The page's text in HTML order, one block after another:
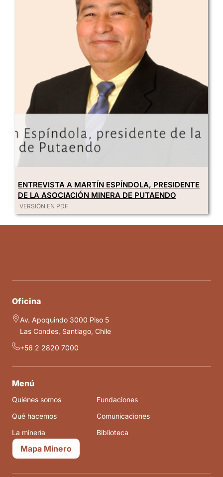
ENTREVISTA A MARTÍN ESPÍNDOLA, PRESIDENTE
DE LA ASOCIACIÓN MINERA DE PUTAENDO
VERSIÓN EN PDF
Oficina
Av. Apoquindo 3000 Piso 5
Las Condes, Santiago, Chile
+56 2 2820 7000
Menú
Quiénes somos
Qué hacemos
La minería
Fundaciones
Comunicaciones
Biblioteca
Mapa Minero